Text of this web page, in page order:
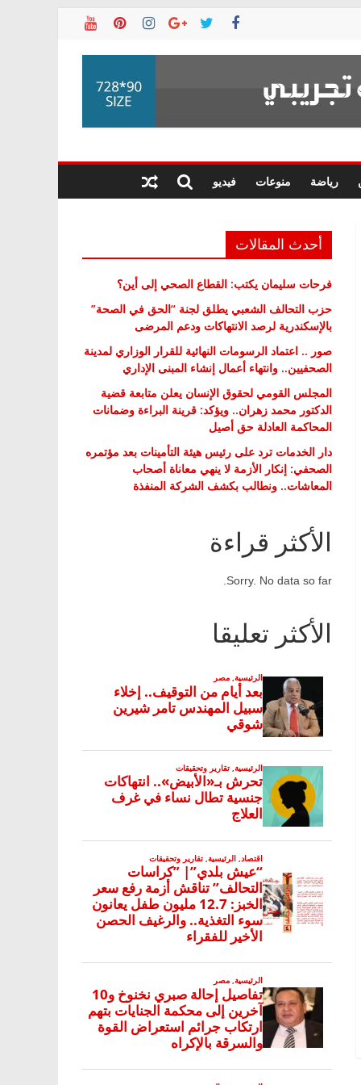
رياضة منوعات فيديو
أحدث المقالات
فرحات سليمان يكتب: القطاع الصحي إلى أين؟
حزب التحالف الشعبي يطلق لجنة “الحق في الصحة”
بالإسكندرية لرصد الانتهاكات ودعم المرضى
صور .. اعتماد الرسومات النهائية للقرار الوزاري لمدينة
الصحفيين.. وانتهاء أعمال إنشاء المبنى الإداري
المجلس القومي لحقوق الإنسان يعلن متابعة قضية
الدكتور محمد زهران.. ويؤكد: قرينة البراءة وضمانات
المحاكمة العادلة حق أصيل
دار الخدمات ترد على رئيس هيئة التأمينات بعد مؤتمره
الصحفي: إنكار الأزمة لا ينهي معاناة أصحاب
المعاشات.. ونطالب بكشف الشركة المنفذة
الأكثر قراءة
Sorry. No data so far.
الأكثر تعليقا